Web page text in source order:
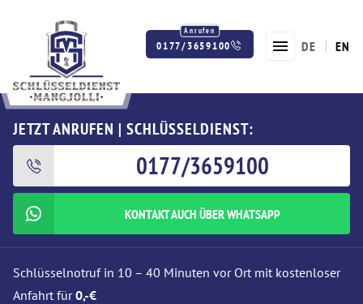
0177/3659100 DE EN
JETZT ANRUFEN | SCHLÜSSELDIENST:
0177/3659100
KONTAKT AUCH ÜBER WHATSAPP
Schlüsselnotruf in 10 – 40 Minuten vor Ort mit kostenloser
Anfahrt für0,-€